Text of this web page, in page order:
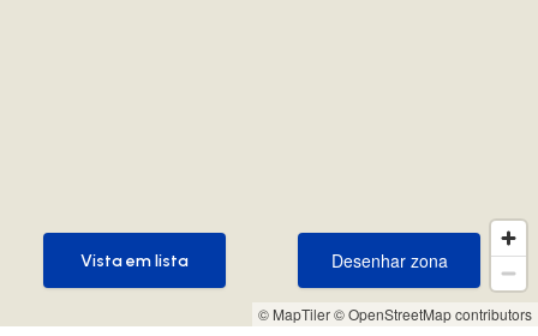
© MapTiler© OpenStreetMap contributors
Desenhar zona
Desenhar zona
Vista em lista
Vista em lista